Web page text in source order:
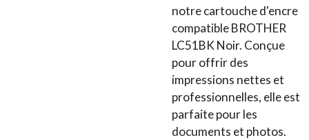
notre cartouche d'encre
compatible BROTHER
LC51BK Noir. Conçue
pour offrir des
impressions nettes et
professionnelles, elle est
parfaite pour les
documents et photos.